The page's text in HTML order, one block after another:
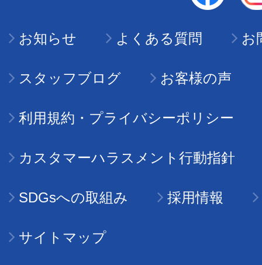
お知らせ よくある質問 お
スタッフブログ お客様の声
利用規約・プライバシーポリシー
カスタマーハラスメント行動指針
SDGsへの取組み 採用情報
サイトマップ